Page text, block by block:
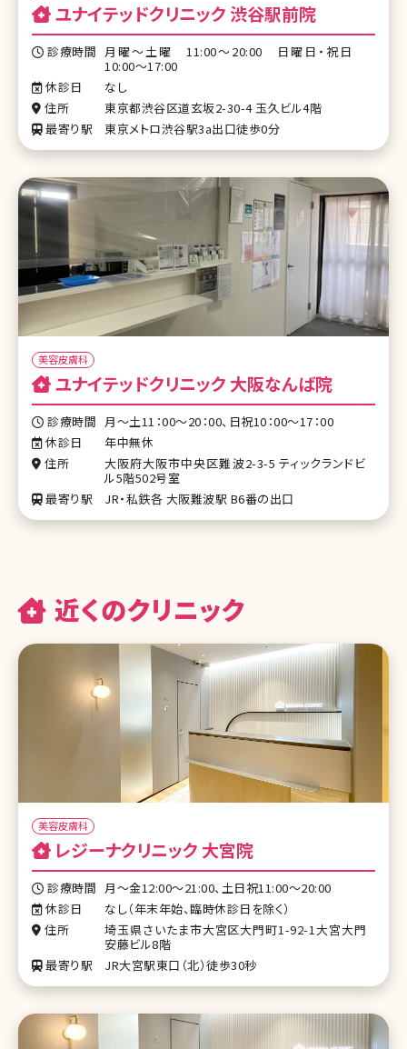
ユナイテッドクリニック 渋谷駅前院
診療時間 月曜～土曜 11:00～20:00 日曜日・祝日
10:00～17:00
休診日
なし
住所
東京都渋谷区道玄坂2-30-4 玉久ビル4階
最寄り駅
東京メトロ渋谷駅3a出口徒歩0分
美容皮膚科
ユナイテッドクリニック 大阪なんば院
診療時間 月～土11：00～20：00、日祝10：00～17：00
休診日
年中無休
住所
大阪府大阪市中央区難波2-3-5 ティックランドビ
ル5階502号室
最寄り駅
JR・私鉄各 大阪難波駅 B6番の出口
近くのクリニック
美容皮膚科
レジーナクリニック 大宮院
診療時間 月〜金12:00～21:00、土日祝11:00～20:00
休診日
なし（年末年始、臨時休診日を除く）
住所
埼玉県さいたま市大宮区大門町1-92-1大宮大門
安藤ビル8階
最寄り駅
JR大宮駅東口（北）徒歩30秒